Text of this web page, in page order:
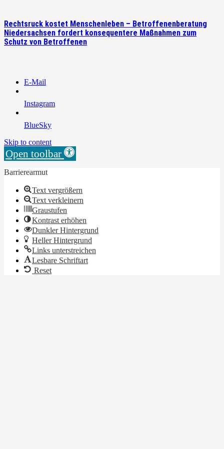
Rechtsruck kostet Menschenleben – Betroffenenberatung
Niedersachsen fordert konsequentere Maßnahmen zum
Schutz von Betroffenen
E-Mail
Instagram
BlueSky
Skip to content
Open toolbar
Barrierearmut
Text vergrößern
Text verkleinern
Graustufen
Kontrast erhöhen
Dunkler Hintergrund
Heller Hintergrund
Links unterstreichen
Lesbare Schriftart
Reset